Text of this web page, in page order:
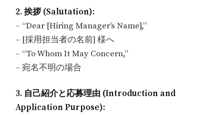
2. 挨拶 (Salutation):
– “Dear [Hiring Manager’s Name],”
– [採用担当者の名前] 様へ
– “To Whom It May Concern,”
– 宛名不明の場合
3. 自己紹介と応募理由 (Introduction and
Application Purpose):